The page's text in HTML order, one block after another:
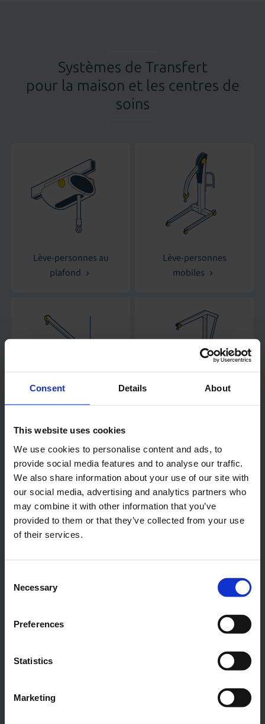
Consent Details About
This website uses cookies
We use cookies to personalise content and ads, to
provide social media features and to analyse our traffic.
We also share information about your use of our site with
our social media, advertising and analytics partners who
may combine it with other information that you’ve
provided to them or that they’ve collected from your use
of their services.
Selection
Necessary
Preferences
Statistics
Marketing
Systèmes de Transfert
pour la maison et les centres de
soins
Lève-personnes au
plafond
Lève-personnes
mobiles